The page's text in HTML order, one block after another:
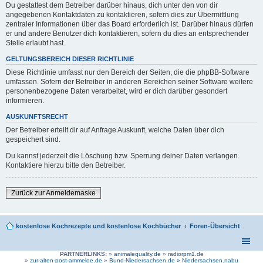
Du gestattest dem Betreiber darüber hinaus, dich unter den von dir
angegebenen Kontaktdaten zu kontaktieren, sofern dies zur Übermittlung
zentraler Informationen über das Board erforderlich ist. Darüber hinaus dürfen
er und andere Benutzer dich kontaktieren, sofern du dies an entsprechender
Stelle erlaubt hast.
GELTUNGSBEREICH DIESER RICHTLINIE
Diese Richtlinie umfasst nur den Bereich der Seiten, die die phpBB-Software
umfassen. Sofern der Betreiber in anderen Bereichen seiner Software weitere
personenbezogene Daten verarbeitet, wird er dich darüber gesondert
informieren.
AUSKUNFTSRECHT
Der Betreiber erteilt dir auf Anfrage Auskunft, welche Daten über dich
gespeichert sind.
Du kannst jederzeit die Löschung bzw. Sperrung deiner Daten verlangen.
Kontaktiere hierzu bitte den Betreiber.
Zurück zur Anmeldemaske
kostenlose Kochrezepte und kostenlose Kochbücher Foren-Übersicht
PARTNERLINKS:» animalequality.de » radiorpm1.de
» zur-alten-post-ammeloe.de » Bund-Niedersachsen.de » Niedersachsen.nabu